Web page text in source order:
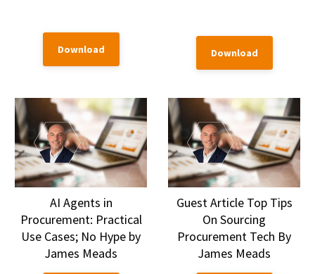
Download Download
AI Agents in
Procurement: Practical
Use Cases; No Hype by
James Meads
Guest Article Top Tips
On Sourcing
Procurement Tech By
James Meads